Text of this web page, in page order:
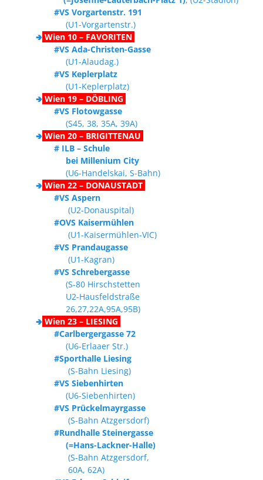
#VS Vorgartenstr. 191
(U1-Vorgartenstr.)
🢂 Wien 10 – FAVORITEN
#VS Ada-Christen-Gasse
(U1-Alaudag.)
#VS Keplerplatz
(U1-Keplerplatz)
🢂 Wien 19 – DÖBLING
#VS Flotowgasse
(S45, 38, 35A, 39A)
🢂 Wien 20 – BRIGITTENAU
# ILB – Schule
bei Millenium City
(U6-Handelskai, S-Bahn)
🢂 Wien 22 – DONAUSTADT
#VS Aspern
(U2-Donauspital)
#OVS Kaisermühlen
(U1-Kaisermühlen-VIC)
#VS Prandaugasse
(U1-Kagran)
#VS Schrebergasse
(S-80 Hirschstetten
U2-Hausfeldstraße
26,27,22A,95A,95B)
🢂 Wien 23 – LIESING
#Carlbergergasse 72
(U6-Erlaaer Str.)
#Sporthalle Liesing
(S-Bahn Liesing)
#VS Siebenhirten
(U6-Siebenhirten)
#VS Prückelmayrgasse
(S-Bahn Atzgersdorf)
#Rundhalle Steinergasse
(=Hans-Lackner-Halle)
(S-Bahn Atzgersdorf,
60A, 62A)